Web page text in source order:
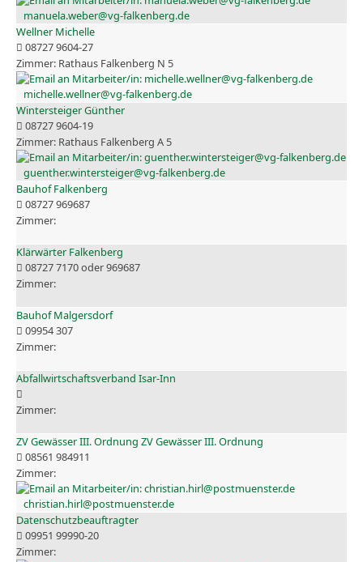
manuela.weber@vg-falkenberg.de
Wellner Michelle
08727 9604-27
Rathaus Falkenberg N 5
michelle.wellner@vg-falkenberg.de
Wintersteiger Günther
08727 9604-19
Rathaus Falkenberg A 5
guenther.wintersteiger@vg-falkenberg.de
Bauhof Falkenberg
08727 969687
Klärwärter Falkenberg
08727 7170 oder 969687
Bauhof Malgersdorf
09954 307
Abfallwirtschaftsverband Isar-Inn
ZV Gewässer III. Ordnung ZV Gewässer III. Ordnung
08561 984911
christian.hirl@postmuenster.de
Datenschutzbeauftragter
09951 99990-20